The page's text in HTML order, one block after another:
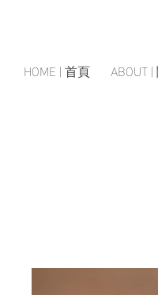
HOME | 首頁 ABOUT